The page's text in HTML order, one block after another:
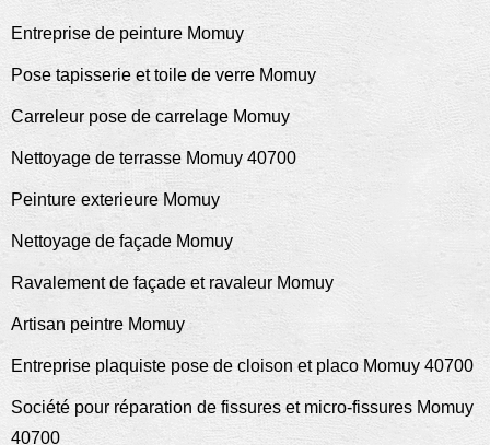
Entreprise de peinture Momuy
Pose tapisserie et toile de verre Momuy
Carreleur pose de carrelage Momuy
Nettoyage de terrasse Momuy 40700
Peinture exterieure Momuy
Nettoyage de façade Momuy
Ravalement de façade et ravaleur Momuy
Artisan peintre Momuy
Entreprise plaquiste pose de cloison et placo Momuy 40700
Société pour réparation de fissures et micro-fissures Momuy
40700